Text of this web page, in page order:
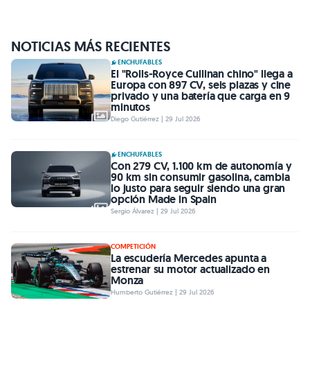
NOTICIAS MÁS RECIENTES
ENCHUFABLES
El "Rolls-Royce Cullinan chino" llega a
Europa con 897 CV, seis plazas y cine
privado y una batería que carga en 9
minutos
Diego Gutiérrez | 29 Jul 2026
ENCHUFABLES
Con 279 CV, 1.100 km de autonomía y
90 km sin consumir gasolina, cambia
lo justo para seguir siendo una gran
opción Made in Spain
Sergio Álvarez | 29 Jul 2026
COMPETICIÓN
La escudería Mercedes apunta a
estrenar su motor actualizado en
Monza
Humberto Gutiérrez | 29 Jul 2026